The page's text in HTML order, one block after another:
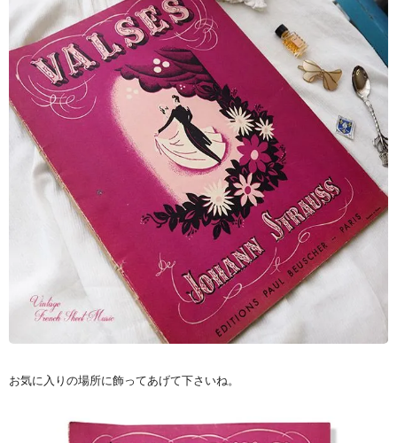
お気に入りの場所に飾ってあげて下さいね。